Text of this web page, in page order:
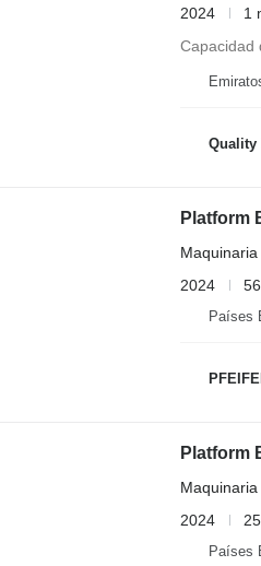
2024
1
Capacidad
Quality
Platform
2024
Países
Platform
2024
Países